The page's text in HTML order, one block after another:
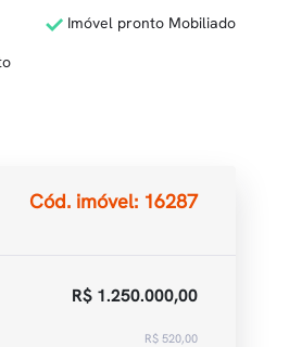
Imóvel pronto Mobiliado
Cód. imóvel: 16287
R$ 1.250.000,00
R$ 520,00